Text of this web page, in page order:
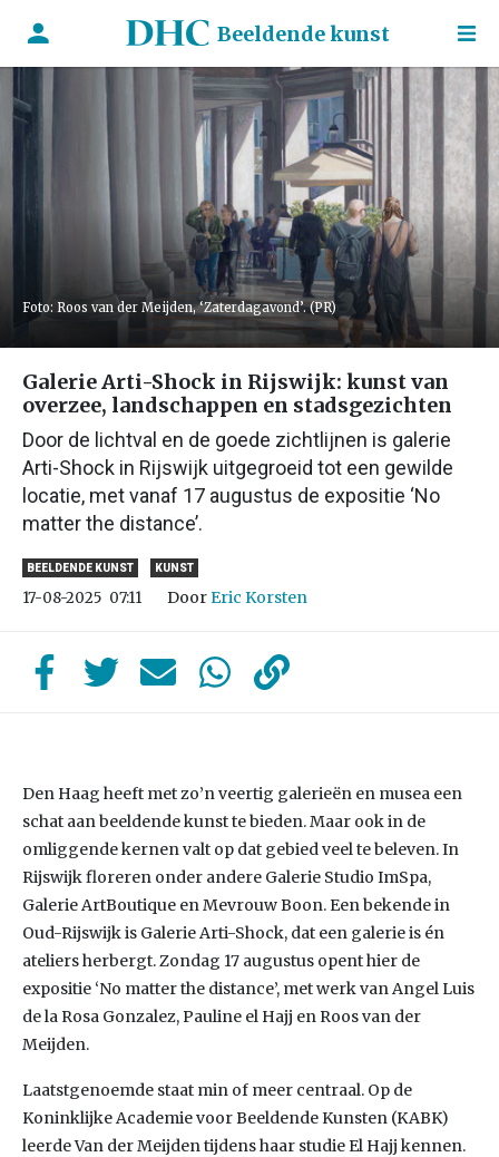
Beeldende kunst
Foto: Roos van der Meijden, ‘Zaterdagavond’. (PR)
Galerie Arti-Shock in Rijswijk: kunst van
overzee, landschappen en stadsgezichten
Door de lichtval en de goede zichtlijnen is galerie
Arti-Shock in Rijswijk uitgegroeid tot een gewilde
locatie, met vanaf 17 augustus de expositie ‘No
matter the distance’.
BEELDENDE KUNST KUNST
17-08-2025 07:11 DoorEric Korsten
Den Haag heeft met zo’n veertig galerieën en musea een
schat aan beeldende kunst te bieden. Maar ook in de
omliggende kernen valt op dat gebied veel te beleven. In
Rijswijk floreren onder andere Galerie Studio ImSpa,
Galerie ArtBoutique en Mevrouw Boon. Een bekende in
Oud-Rijswijk is Galerie Arti-Shock, dat een galerie is én
ateliers herbergt. Zondag 17 augustus opent hier de
expositie ‘No matter the distance’, met werk van Angel Luis
de la Rosa Gonzalez, Pauline el Hajj en Roos van der
Meijden.
Laatstgenoemde staat min of meer centraal. Op de
Koninklijke Academie voor Beeldende Kunsten (KABK)
leerde Van der Meijden tijdens haar studie El Hajj kennen.